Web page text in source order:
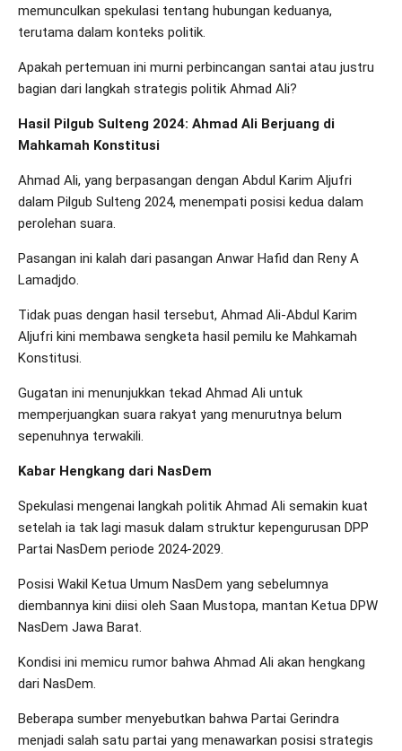
memunculkan spekulasi tentang hubungan keduanya,
terutama dalam konteks politik.
Apakah pertemuan ini murni perbincangan santai atau justru
bagian dari langkah strategis politik Ahmad Ali?
Hasil Pilgub Sulteng 2024: Ahmad Ali Berjuang di
Mahkamah Konstitusi
Ahmad Ali, yang berpasangan dengan Abdul Karim Aljufri
dalam Pilgub Sulteng 2024, menempati posisi kedua dalam
perolehan suara.
Pasangan ini kalah dari pasangan Anwar Hafid dan Reny A
Lamadjdo.
Tidak puas dengan hasil tersebut, Ahmad Ali-Abdul Karim
Aljufri kini membawa sengketa hasil pemilu ke Mahkamah
Konstitusi.
Gugatan ini menunjukkan tekad Ahmad Ali untuk
memperjuangkan suara rakyat yang menurutnya belum
sepenuhnya terwakili.
Kabar Hengkang dari NasDem
Spekulasi mengenai langkah politik Ahmad Ali semakin kuat
setelah ia tak lagi masuk dalam struktur kepengurusan DPP
Partai NasDem periode 2024-2029.
Posisi Wakil Ketua Umum NasDem yang sebelumnya
diembannya kini diisi oleh Saan Mustopa, mantan Ketua DPW
NasDem Jawa Barat.
Kondisi ini memicu rumor bahwa Ahmad Ali akan hengkang
dari NasDem.
Beberapa sumber menyebutkan bahwa Partai Gerindra
menjadi salah satu partai yang menawarkan posisi strategis